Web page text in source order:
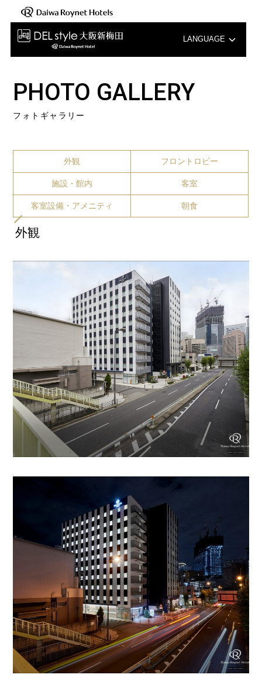
LANGUAGE
中文（簡体字）
PHOTO GALLERY
フォトギャラリー
外観 フロントロビー
施設・館内 客室
客室設備・アメニティ 朝食
外観